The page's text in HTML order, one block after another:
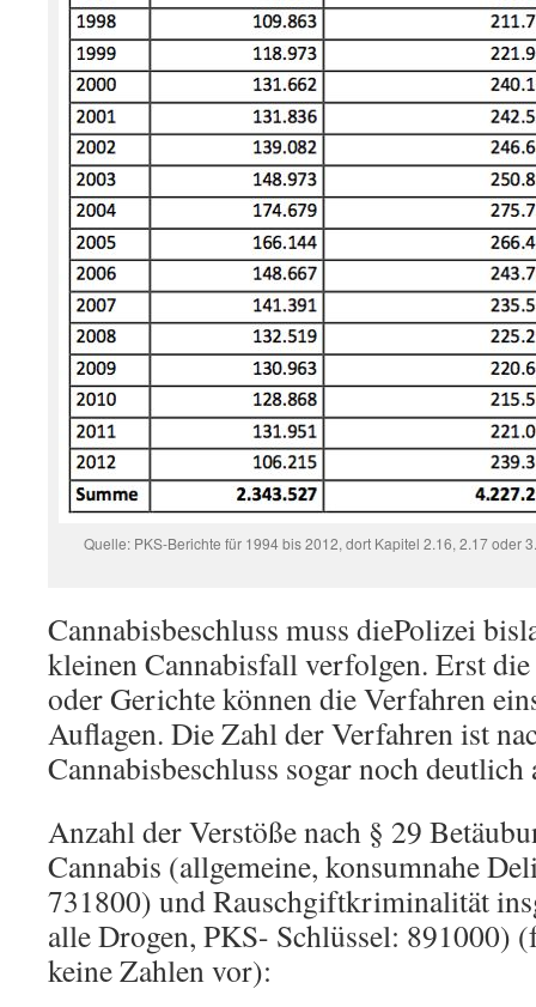
Quelle: PKS-Berichte für 1994 bis 2012, dort Kapitel 2.16, 2.17 oder
Cannabisbeschluss muss diePolizei
kleinen Cannabisfall verfolgen. Erst die
oder Gerichte können die Verfahren
Auflagen. Die Zahl der Verfahren ist
Cannabisbeschluss sogar noch deutlich
Anzahl der Verstöße nach § 29
Cannabis (allgemeine, konsumnahe
731800) und Rauschgiftkriminalität
alle Drogen, PKS- Schlüssel: 891000)
keine Zahlen vor):